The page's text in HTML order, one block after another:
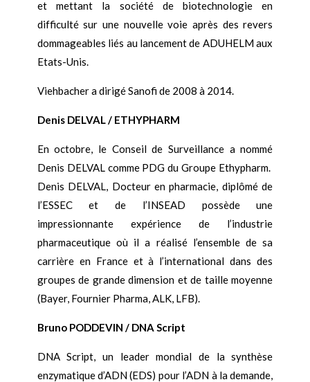
et mettant la société de biotechnologie en
difficulté sur une nouvelle voie après des revers
dommageables liés au lancement de ADUHELM aux
Etats-Unis.
Viehbacher a dirigé Sanofi de 2008 à 2014.
Denis DELVAL / ETHYPHARM
En octobre, le Conseil de Surveillance a nommé
Denis DELVAL comme PDG du Groupe Ethypharm.
Denis DELVAL, Docteur en pharmacie, diplômé de
l’ESSEC et de l’INSEAD possède une
impressionnante expérience de l’industrie
pharmaceutique où il a réalisé l’ensemble de sa
carrière en France et à l’international dans des
groupes de grande dimension et de taille moyenne
(Bayer, Fournier Pharma, ALK, LFB).
Bruno PODDEVIN / DNA Script
DNA Script, un leader mondial de la synthèse
enzymatique d’ADN (EDS) pour l’ADN à la demande,